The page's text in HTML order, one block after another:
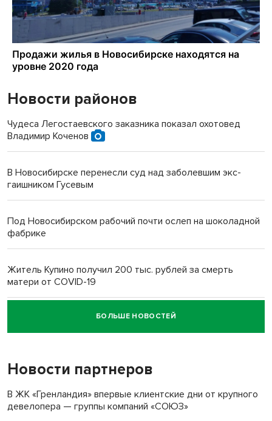
Новости районов
Чудеса Легостаевского заказника показал охотовед
Владимир Коченов
В Новосибирске перенесли суд над заболевшим экс-
гаишником Гусевым
Под Новосибирском рабочий почти ослеп на шоколадной
фабрике
Житель Купино получил 200 тыс. рублей за смерть
матери от COVID-19
Новосибирский суд наказал водителя за смерть
пенсионерки на вокзале
БОЛЬШЕ НОВОСТЕЙ
Новости партнеров
В ЖК «Гренландия» впервые клиентские дни от крупного
девелопера — группы компаний «СОЮЗ»